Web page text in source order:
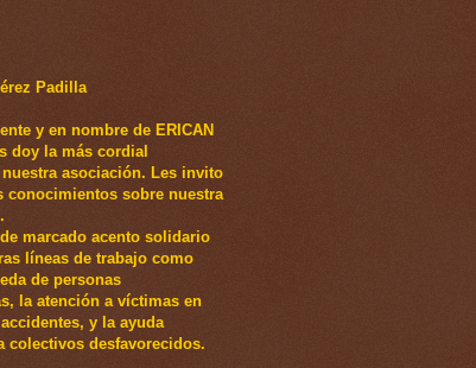
Padilla
y en nombre de ERICAN
doy la más cordial
nuestra asociación. Les invito
conocimientos sobre nuestra
marcado acento solidario
líneas de trabajo como
de personas
la atención a víctimas en
y la ayuda
colectivos desfavorecidos.